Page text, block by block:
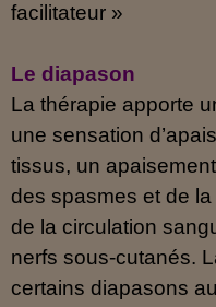
facilitateur »
Le diapason
La thérapie apporte
une sensation
tissus, un
des spasmes et de
de la circulation
nerfs sous-cutanés.
certains diapasons